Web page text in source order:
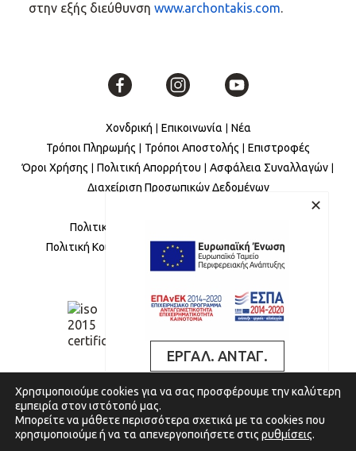
στην εξής διεύθυνση www.archontakis.com.
Χονδρική Επικοινωνία
Νέα
Τρόποι Πληρωμής
Τρόποι Αποστολής
Επιστροφές
Όροι Χρήσης
Πολιτική Απορρήτου
Ασφάλεια Συναλλαγών
Διαχείριση Προσωπικών Δεδομένων
Πολιτική για την βία και την παρενόχληση
Πολιτική Κοινωνικής Ευθύνης
Πολιτική Παραπόνων
Έκθεση Βιωσιμότητας
ΕΡΓΑΛ. ΑΝΤΑΓ.
ΑΝΑΒΑΘΜΙΣΗ ΠΟΛΥ
ΜΙΚΡΩΝ ΚΑΙ ΜΙΚΡΩΝ
ΕΠΙΧΕΙΡΗΣΕΩΝ
✕
Χρησιμοποιούμε cookies για να σας προσφέρουμε την καλύτερη
εμπειρία στον ιστότοπό μας.
Μπορείτε να μάθετε περισσότερα σχετικά με τα cookies που
χρησιμοποιούμε ή να τα απενεργοποιήσετε στις ρυθμίσεις.